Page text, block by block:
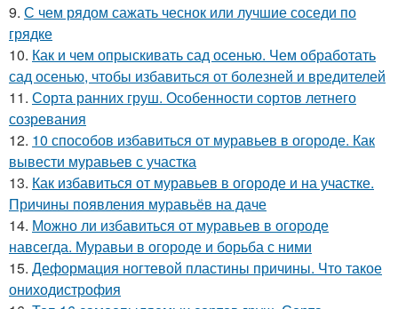
9. С чем рядом сажать чеснок или лучшие соседи по
грядке
10. Как и чем опрыскивать сад осенью. Чем обработать
сад осенью, чтобы избавиться от болезней и вредителей
11. Сорта ранних груш. Особенности сортов летнего
созревания
12. 10 способов избавиться от муравьев в огороде. Как
вывести муравьев с участка
13. Как избавиться от муравьев в огороде и на участке.
Причины появления муравьёв на даче
14. Можно ли избавиться от муравьев в огороде
навсегда. Муравьи в огороде и борьба с ними
15. Деформация ногтевой пластины причины. Что такое
ониходистрофия